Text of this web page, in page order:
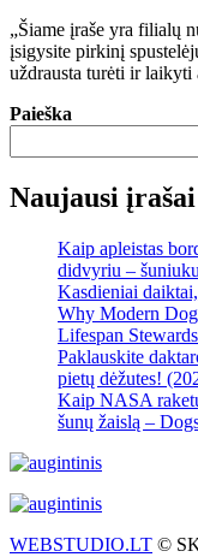
„Šiame įraše yra filialų
įsigysite pirkinį
uždrausta turėti ir
Paieška
Naujausi įrašai
Kaip apleistas
didvyriu – šuniuku
Kasdieniai
Why Modern
Lifespan
Paklauskite
pietų dėžutes!
Kaip NASA
šunų žaislą –
WEBSTUDIO.LT ©